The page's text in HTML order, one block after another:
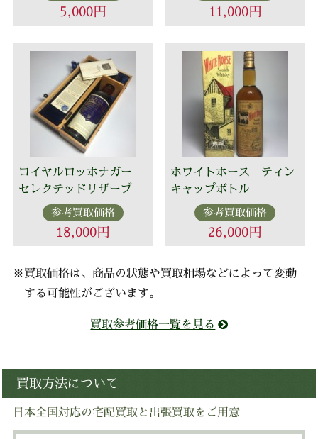
5,000円 11,000円
ロイヤルロッホナガー
セレクテッドリザーブ
参考買取価格
18,000円
ホワイトホース ティン
キャップボトル
参考買取価格
26,000円
※買取価格は、商品の状態や買取相場などによって変動
する可能性がございます。
買取参考価格一覧を見る
買取方法について
日本全国対応の宅配買取と出張買取をご用意